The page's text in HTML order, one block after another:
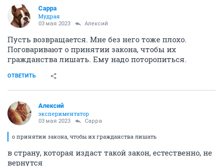
Сарра
Мудрая
03 мая 2023 Алексий
Пусть возвращается. Мне без него тоже плохо.
Поговаривают о принятии закона, чтобы их
гражданства лишать. Ему надо поторопиться.
ОТВЕТИТЬ
Алексий
экспериментатор
03 мая 2023 Сарра
о принятии закона, чтобы их гражданства лишать
в страну, которая издаст такой закон, естественно, не
вернутся